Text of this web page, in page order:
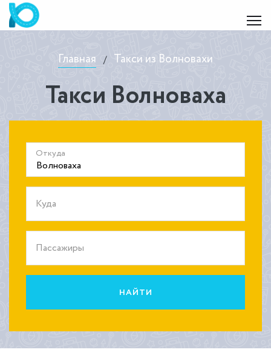
Главная / Такси из Волновахи
Такси Волноваха
Откуда
Куда
Пассажиры
НАЙТИ